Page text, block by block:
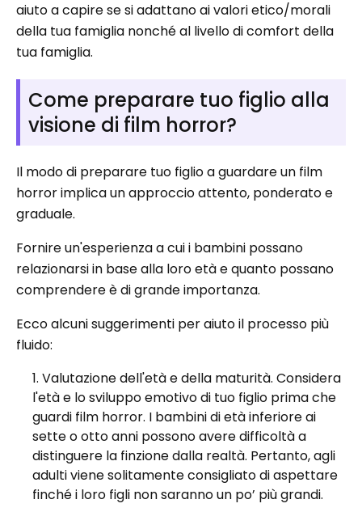
aiuto a capire se si adattano ai valori etico/morali
della tua famiglia nonché al livello di comfort della
tua famiglia.
Come preparare tuo figlio alla
visione di film horror?
Il modo di preparare tuo figlio a guardare un film
horror implica un approccio attento, ponderato e
graduale.
Fornire un'esperienza a cui i bambini possano
relazionarsi in base alla loro età e quanto possano
comprendere è di grande importanza.
Ecco alcuni suggerimenti per aiuto il processo più
fluido:
Valutazione dell'età e della maturità. Considera
l'età e lo sviluppo emotivo di tuo figlio prima che
guardi film horror. I bambini di età inferiore ai
sette o otto anni possono avere difficoltà a
distinguere la finzione dalla realtà. Pertanto, agli
adulti viene solitamente consigliato di aspettare
finché i loro figli non saranno un po’ più grandi.